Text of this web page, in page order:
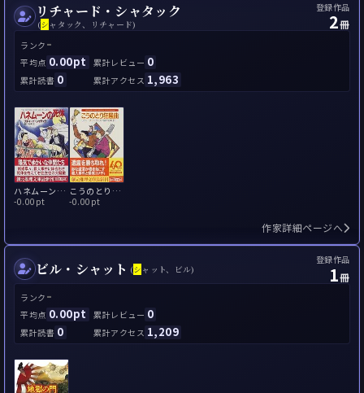
リチャード・シャタック
(シ ャタック、リチャード)
登録作品
2冊
ランク -
平均点 0.00pt 累計レビュー 0
累計読書 0 累計アクセス 1,963
ハネムーンの死体
-0.00pt
こうのとり狂騒曲
-0.00pt
作家詳細ページへ
ビル・シャット (シ ャット、ビル)
登録作品
1冊
ランク -
平均点 0.00pt 累計レビュー 0
累計読書 0 累計アクセス 1,209